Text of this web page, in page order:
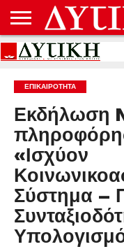
ΑΡΧΙΚΉ
ΕΠΙΚΟΙΝΩΝΊΑ
ΌΡΟΙ
ΠΡΟΣΤΑΣΊΑ
ΔΕΔΟΜΈΝΩΝ
ΕΠΙΚΑΙΡΟΤΗΤΑ
Εκδήλωση
«Ισχύον
Σύστημα –